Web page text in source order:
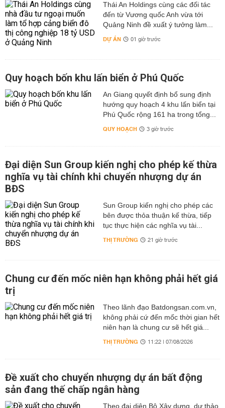
Thái An Holdings cùng các đối tác
đến từ Vương quốc Anh vừa tới
Quảng Ninh đề xuất ý tưởng làm...
DỰ ÁN 01 giờ trước
Quy hoạch bốn khu lấn biển ở Phú Quốc
An Giang quyết định bổ sung định
hướng quy hoạch 4 khu lấn biển tại
Phú Quốc rộng 161 ha trong tổng...
QUY HOẠCH 3 giờ trước
Đại diện Sun Group kiến nghị cho phép kế thừa
nghĩa vụ tài chính khi chuyển nhượng dự án
BĐS
Sun Group kiến nghị cho phép các
bên được thỏa thuận kế thừa, tiếp
tục thực hiện các nghĩa vụ tài...
THỊ TRƯỜNG 21 giờ trước
Chung cư đến mốc niên hạn không phải hết giá
trị
Theo lãnh đạo Batdongsan.com.vn,
không phải cứ đến mốc thời gian hết
niên hạn là chung cư sẽ hết giá...
THỊ TRƯỜNG 11:22 | 07/08/2026
Đề xuất cho chuyển nhượng dự án bất động
sản đang thế chấp ngân hàng
Theo đại diện Bộ Xây dựng, dự thảo